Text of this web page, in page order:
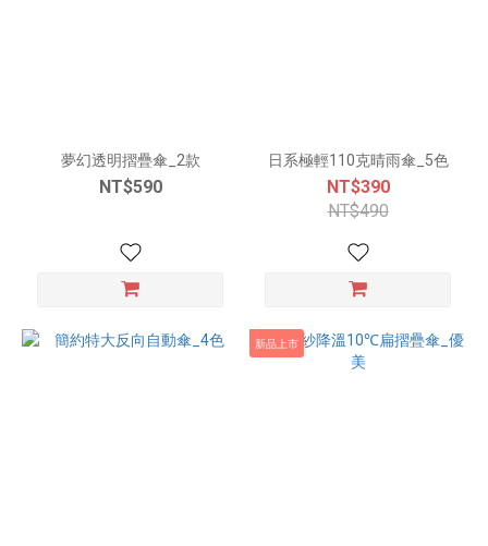
夢幻透明摺疊傘_2款
NT$590
日系極輕110克晴雨傘_5色
NT$390
NT$490
新品上市